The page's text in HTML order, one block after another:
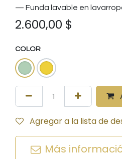
— Funda lavable en
2.600,00 $
COLOR
Agregar a la lista de
Más